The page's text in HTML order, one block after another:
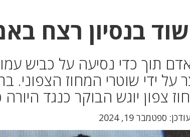
בנסיון רצח
תוך כדי נסיעה על כביש
על ידי שוטרי המחוז הצפוני.
צפון יוגש הבוקר כנגד היורה
ספטמבר 19, 2024